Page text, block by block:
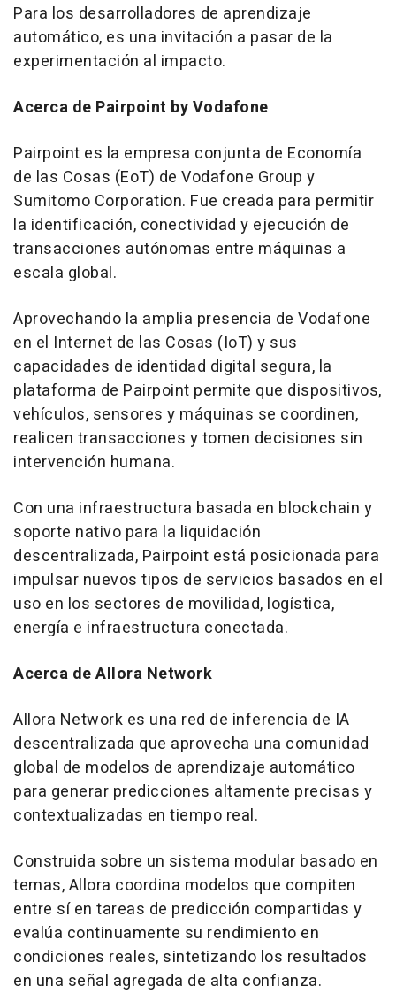
Para los desarrolladores de aprendizaje
automático, es una invitación a pasar de la
experimentación al impacto.
Acerca de Pairpoint by Vodafone
Pairpoint es la empresa conjunta de Economía
de las Cosas (EoT) de Vodafone Group y
Sumitomo Corporation. Fue creada para permitir
la identificación, conectividad y ejecución de
transacciones autónomas entre máquinas a
escala global.
Aprovechando la amplia presencia de Vodafone
en el Internet de las Cosas (IoT) y sus
capacidades de identidad digital segura, la
plataforma de Pairpoint permite que dispositivos,
vehículos, sensores y máquinas se coordinen,
realicen transacciones y tomen decisiones sin
intervención humana.
Con una infraestructura basada en blockchain y
soporte nativo para la liquidación
descentralizada, Pairpoint está posicionada para
impulsar nuevos tipos de servicios basados en el
uso en los sectores de movilidad, logística,
energía e infraestructura conectada.
Acerca de Allora Network
Allora Network es una red de inferencia de IA
descentralizada que aprovecha una comunidad
global de modelos de aprendizaje automático
para generar predicciones altamente precisas y
contextualizadas en tiempo real.
Construida sobre un sistema modular basado en
temas, Allora coordina modelos que compiten
entre sí en tareas de predicción compartidas y
evalúa continuamente su rendimiento en
condiciones reales, sintetizando los resultados
en una señal agregada de alta confianza.